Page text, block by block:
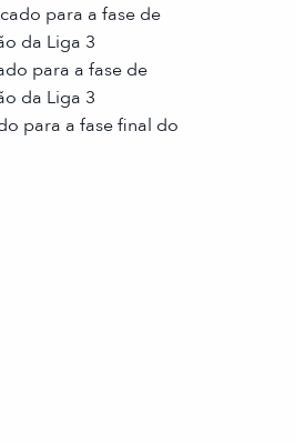
para a fase de
da Liga 3
para a fase de
da Liga 3
para a fase final do